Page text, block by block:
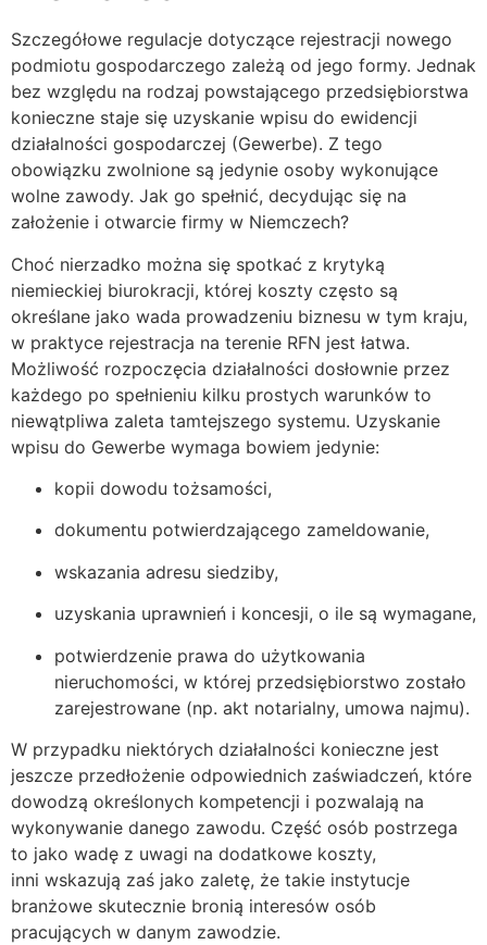
Szczegółowe regulacje dotyczące rejestracji nowego
podmiotu gospodarczego zależą od jego formy. Jednak
bez względu na rodzaj powstającego przedsiębiorstwa
konieczne staje się uzyskanie wpisu do ewidencji
działalności gospodarczej (Gewerbe). Z tego
obowiązku zwolnione są jedynie osoby wykonujące
wolne zawody. Jak go spełnić, decydując się na
założenie i otwarcie firmy w Niemczech?
Choć nierzadko można się spotkać z krytyką
niemieckiej biurokracji, której koszty często są
określane jako wada prowadzeniu biznesu w tym kraju,
w praktyce rejestracja na terenie RFN jest łatwa.
Możliwość rozpoczęcia działalności dosłownie przez
każdego po spełnieniu kilku prostych warunków to
niewątpliwa zaleta tamtejszego systemu. Uzyskanie
wpisu do Gewerbe wymaga bowiem jedynie:
kopii dowodu tożsamości,
dokumentu potwierdzającego zameldowanie,
wskazania adresu siedziby,
uzyskania uprawnień i koncesji, o ile są wymagane,
potwierdzenie prawa do użytkowania
nieruchomości, w której przedsiębiorstwo zostało
zarejestrowane (np. akt notarialny, umowa najmu).
W przypadku niektórych działalności konieczne jest
jeszcze przedłożenie odpowiednich zaświadczeń, które
dowodzą określonych kompetencji i pozwalają na
wykonywanie danego zawodu. Część osób postrzega
to jako wadę z uwagi na dodatkowe koszty,
inni wskazują zaś jako zaletę, że takie instytucje
branżowe skutecznie bronią interesów osób
pracujących w danym zawodzie.